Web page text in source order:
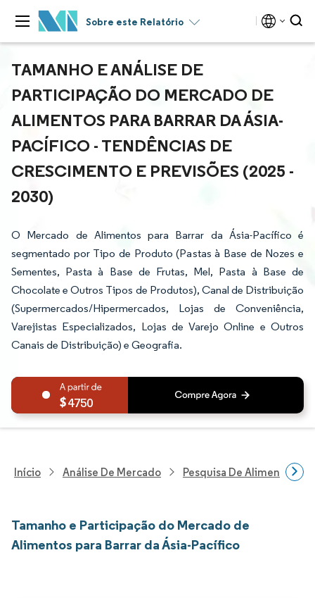
Sobre este Relatório
TAMANHO E ANÁLISE DE
PARTICIPAÇÃO DO MERCADO DE
ALIMENTOS PARA BARRAR DA ÁSIA-
PACÍFICO - TENDÊNCIAS DE
CRESCIMENTO E PREVISÕES (2025 -
2030)
O Mercado de Alimentos para Barrar da Ásia-Pacífico é
segmentado por Tipo de Produto (Pastas à Base de Nozes e
Sementes, Pasta à Base de Frutas, Mel, Pasta à Base de
Chocolate e Outros Tipos de Produtos), Canal de Distribuição
(Supermercados/Hipermercados, Lojas de Conveniência,
Varejistas Especializados, Lojas de Varejo Online e Outros
Canais de Distribuição) e Geografia.
4750
Início Análise De Mercado Pesquisa De Alimentos E
Tamanho e Participação do Mercado de
Alimentos para Barrar da Ásia-Pacífico